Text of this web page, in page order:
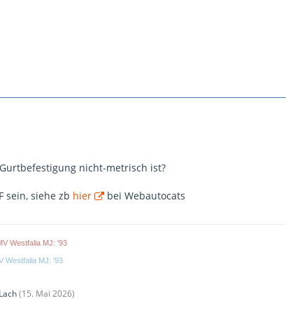
nicht-metrisch ist?
sein, siehe zb hier bei Webautocats
Westfalia MJ: '93
Westfalia MJ: '93
(15. Mai 2026)